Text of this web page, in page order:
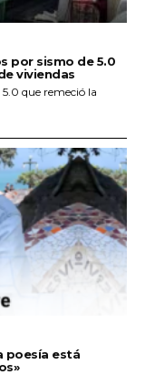
por sismo de 5.0
viviendas
que remeció la
poesía está